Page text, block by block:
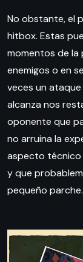
No obstante, el
hitbox. Estas
momentos de
enemigos o en
veces un
alcanza nos
oponente que
no arruina la
aspecto técnico
y que
pequeño parche.